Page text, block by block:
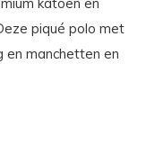
piqué polo met
en manchetten en